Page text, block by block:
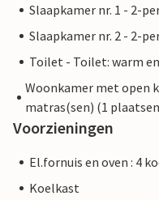
Slaapkamer nr. 1 - 2-
Slaapkamer nr. 2 - 2-
Toilet - Toilet: warm
Woonkamer met open
matras(sen) (1
Voorzieningen
El.fornuis en oven : 4
Koelkast